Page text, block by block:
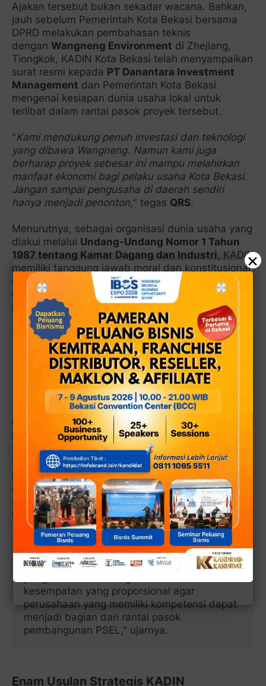
Ajakan tersebut bukan sekadar wacana. Bahkan,
jauh sebelum Pemerintah Kota Bekasi bersama
DPRD melakukan pembahasan teknis
dengan Wangneng Environment di Zhejiang,
Tiongkok, KADIN Kota Bekasi telah menyampaikan
surat resmi kepada PT Danantara Investment
Management dan Pemerintah Kota Bekasi
mengenai kesiapan dunia usaha lokal untuk
terlibat dalam rantai pasok proyek tersebut.
"Kami mendukung penuh investasi dan teknologi
yang dibawa Wangneng. Namun kami juga
berharap proyek sebesar ini mampu melahirkan
manfaat ekonomi bagi pelaku usaha Kota Bekasi.
Jangan sampai pengusaha di daerah sendiri
hanya menjadi penonton," tegas QRS.
Menurutnya, sebagai organisasi dunia usaha yang
diakui melalui Undang-Undang Nomor 1 Tahun
1987 tentang Kamar Dagang dan Industri, KADIN
memiliki tanggung jawab moral dan konstitusional
untuk memastikan proyek strategis nasional juga
memberikan dampak nyata terhadap
pertumbuhan ekonomi daerah.
Baca juga:Transformasi Mizuda Jadi
Inspirasi Tri Adhianto Kembangkan
Bantargebang Sebagai Kawasan Ekonomi
Sirkular
QRS
menjelaskan, jaringan anggota KADIN tidak
hanya berada di Kota Bekasi, tetapi juga
terhubung dengan KADIN Jawa Barat hingga
KADIN Indonesia yang memiliki banyak
perusahaan berpengalaman di bidang konstruksi,
mekanikal-elektrikal, pengolahan limbah, logistik,
alat berat, manufaktur, hingga teknologi
lingkungan.
"Yang kami perjuangkan bukan meminta
proyek diberikan begitu saja kepada
kesempatan yang proporsional agar
perusahaan yang memiliki kompetensi dapat
menjadi bagian dari rantai pasok
pembangunan PSEL," ujarnya.
Enam Usulan Strategis KADIN
×